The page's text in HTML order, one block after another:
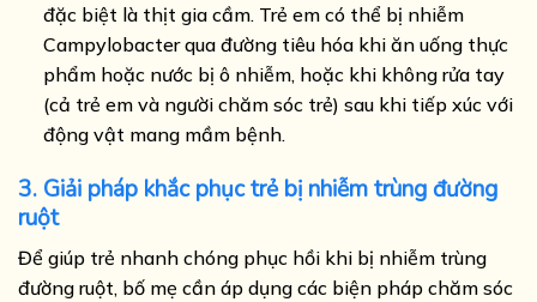
đặc biệt là thịt gia cầm. Trẻ em có thể bị nhiễm
Campylobacter qua đường tiêu hóa khi ăn uống thực
phẩm hoặc nước bị ô nhiễm, hoặc khi không rửa tay
(cả trẻ em và người chăm sóc trẻ) sau khi tiếp xúc với
động vật mang mầm bệnh.
3. Giải pháp khắc phục trẻ bị nhiễm trùng đường
ruột
Để giúp trẻ nhanh chóng phục hồi khi bị nhiễm trùng
đường ruột, bố mẹ cần áp dụng các biện pháp chăm sóc